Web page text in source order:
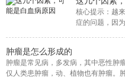
核心提示：越
症的问题，因
肿瘤是怎么形成的
肿瘤是常见病，多发病，其中恶性肿
仅人类患肿瘤，动、植物也有肿瘤。